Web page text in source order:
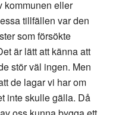
kommunen eller
tillfällen var den
som försökte
är lätt att känna att
stör väl ingen. Men
de lagar vi har om
inte skulle gälla. Då